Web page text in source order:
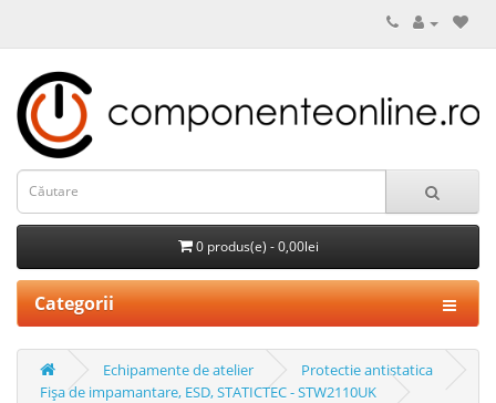
0 produs(e) - 0,00lei
Categorii
Echipamente de atelier
Protectie antistatica
Fişa de impamantare, ESD, STATICTEC - STW2110UK